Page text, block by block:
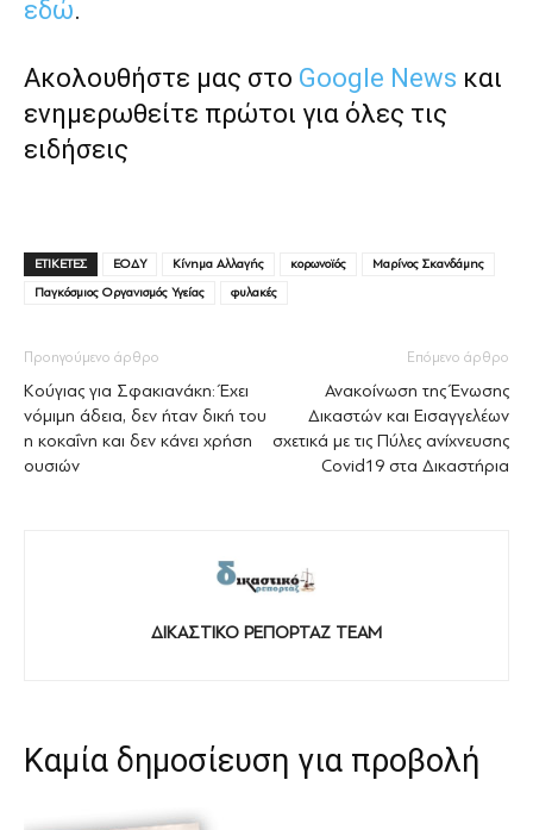
εδώ.
Ακολουθήστε μας στο Google News και
ενημερωθείτε πρώτοι για όλες τις
ειδήσεις
ΕΤΙΚΕΤΕΣ ΕΟΔΥ Κίνημα Αλλαγής κορωνοϊός
Μαρίνος Σκανδάμης
Παγκόσμιος Οργανισμός Υγείας
φυλακές
Προηγούμενο άρθρο
Κούγιας για Σφακιανάκη: Έχει
νόμιμη άδεια, δεν ήταν δική του
η κοκαΐνη και δεν κάνει χρήση
ουσιών
Επόμενο άρθρο
Ανακοίνωση της Ένωσης
Δικαστών και Εισαγγελέων
σχετικά με τις Πύλες ανίχνευσης
Covid19 στα Δικαστήρια
ΔΙΚΑΣΤΙΚΟ ΡΕΠΟΡΤΑΖ TEAM
Καμία δημοσίευση για προβολή